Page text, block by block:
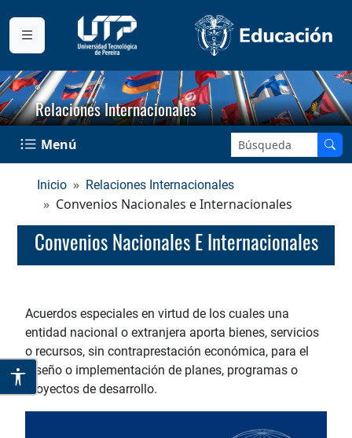
Relaciones Internacionales
Menú Buscar en el sitio:
Inicio Relaciones Internacionales
Convenios Nacionales e Internacionales
Convenios Nacionales E Internacionales
Acuerdos especiales en virtud de los cuales una
entidad nacional o extranjera aporta bienes, servicios
o recursos, sin contraprestación económica, para el
diseño o implementación de planes, programas o
proyectos de desarrollo.